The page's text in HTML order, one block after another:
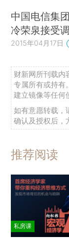
中国电信集
冷荣泉接受
2015年04月17日
财新网所刊载内
专属所有或持有
建立镜像等任何
如有意愿转载，
确认及授权后，
推荐阅读
私房课